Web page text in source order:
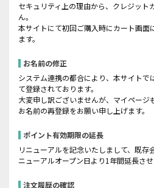
セキュリティ上の理由から、クレジット
ん。
本サイトにて初回ご購入時にカート画面
ます。
お名前の修正
システム連携の都合により、本サイトで
て登録されております。
大変申し訳ございませんが、マイペー
お名前の再登録をお願い申し上げます。
ポイント有効期限の延長
リニューアルを記念いたしまして、既存
ニューアルオープン日より1年間延長させ
注文履歴の確認